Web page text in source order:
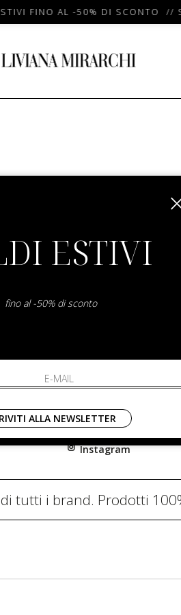
FINO AL -50% DI SCONTO //
Contatti
Spedizione
Instagram
tutti i brand. Prodotti
ESTIVI
fino al -50% di sconto
ALLA NEWSLETTER